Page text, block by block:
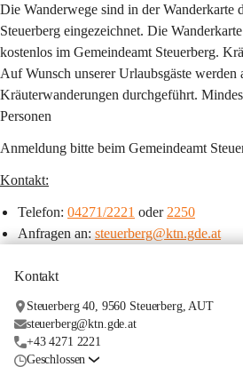
Die Wanderwege sind in der Wanderkarte
Steuerberg eingezeichnet. Die
kostenlos im Gemeindeamt Steuerberg.
Auf Wunsch unserer Urlaubsgäste werden
Kräuterwanderungen durchgeführt.
Personen
Anmeldung bitte beim Gemeindeamt
Kontakt:
Telefon: 04271/2221 oder 2250
Anfragen an: steuerberg@ktn.gde.at
Kontakt
Steuerberg 40, 9560 Steuerberg, AUT
steuerberg@ktn.gde.at
+43 4271 2221
Geschlossen